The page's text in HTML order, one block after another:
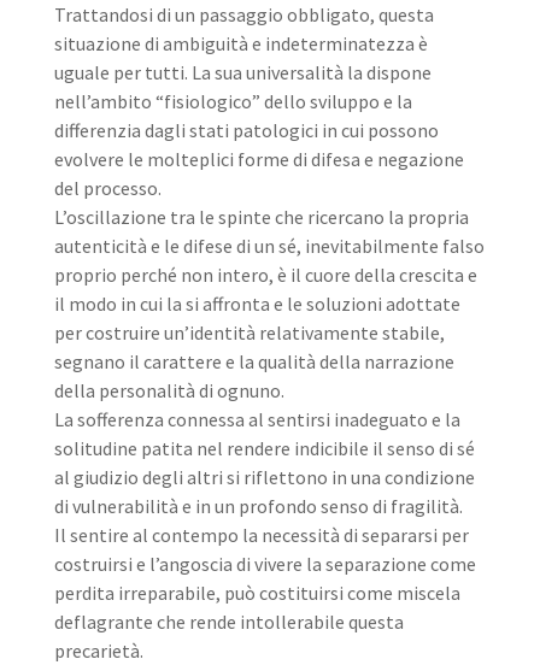
Trattandosi di un passaggio obbligato, questa
situazione di ambiguità e indeterminatezza è
uguale per tutti. La sua universalità la dispone
nell’ambito “fisiologico” dello sviluppo e la
differenzia dagli stati patologici in cui possono
evolvere le molteplici forme di difesa e negazione
del processo.
L’oscillazione tra le spinte che ricercano la propria
autenticità e le difese di un sé, inevitabilmente falso
proprio perché non intero, è il cuore della crescita e
il modo in cui la si affronta e le soluzioni adottate
per costruire un’identità relativamente stabile,
segnano il carattere e la qualità della narrazione
della personalità di ognuno.
La sofferenza connessa al sentirsi inadeguato e la
solitudine patita nel rendere indicibile il senso di sé
al giudizio degli altri si riflettono in una condizione
di vulnerabilità e in un profondo senso di fragilità.
Il sentire al contempo la necessità di separarsi per
costruirsi e l’angoscia di vivere la separazione come
perdita irreparabile, può costituirsi come miscela
deflagrante che rende intollerabile questa
precarietà.